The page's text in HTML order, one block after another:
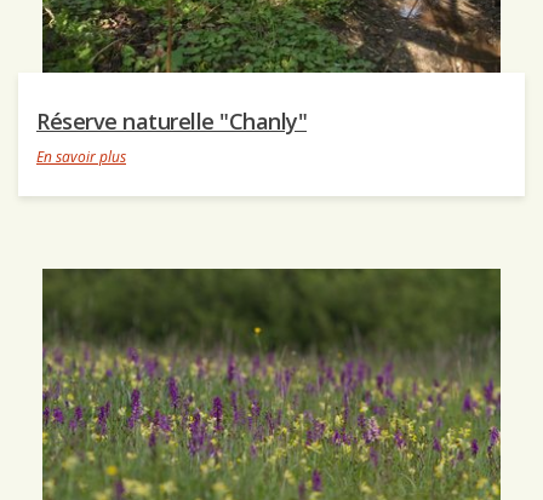
Réserve naturelle "Chanly"
En savoir plus